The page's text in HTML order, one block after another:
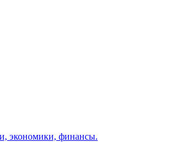
экономики, финансы.